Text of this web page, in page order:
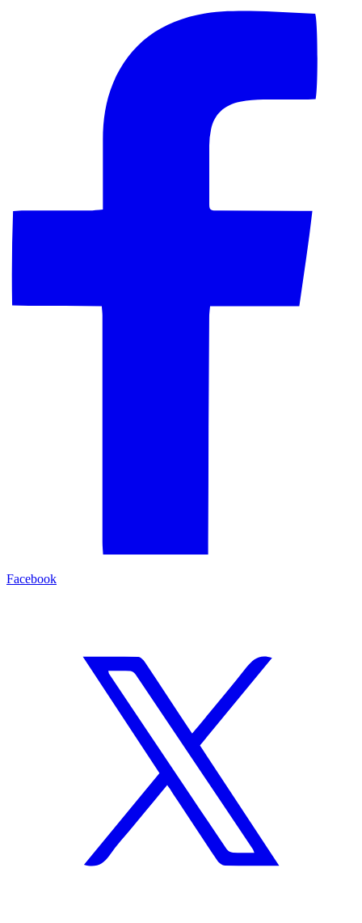
Facebook